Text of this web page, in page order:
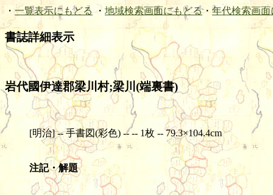
・ 一覧表示にもどる ・ 地域検索画面にもどる・ 年代検索画面
書誌詳細表示
岩代國伊達郡梁川村;梁川(端裏書)
[明治] -- 手書図(彩色) -- -- 1枚 -- 79.3×104.4cm
注記・解題